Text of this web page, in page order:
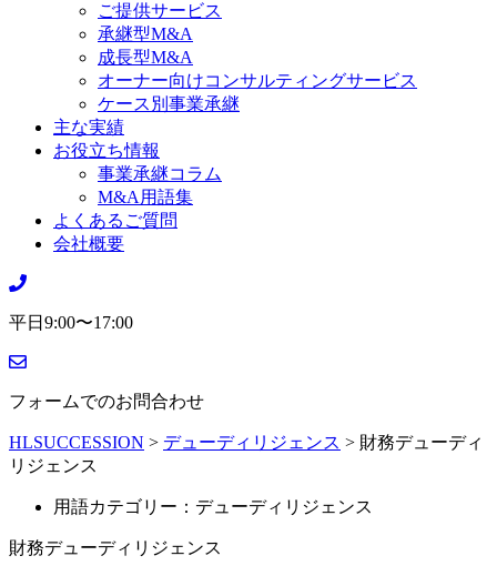
ご提供サービス
承継型M&A
成長型M&A
オーナー向けコンサルティングサービス
ケース別事業承継
主な実績
お役立ち情報
事業承継コラム
M&A用語集
よくあるご質問
会社概要
平日9:00〜17:00
フォームでのお問合わせ
HLSUCCESSION > デューディリジェンス > 財務デューディ
リジェンス
用語カテゴリー：デューディリジェンス
財務デューディリジェンス